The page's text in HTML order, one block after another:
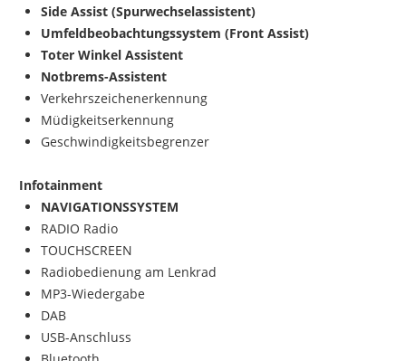
Side Assist (Spurwechselassistent)
Umfeldbeobachtungssystem (Front Assist)
Toter Winkel Assistent
Notbrems-Assistent
Verkehrszeichenerkennung
Müdigkeitserkennung
Geschwindigkeitsbegrenzer
Infotainment
NAVIGATIONSSYSTEM
RADIO Radio
TOUCHSCREEN
Radiobedienung am Lenkrad
MP3-Wiedergabe
DAB
USB-Anschluss